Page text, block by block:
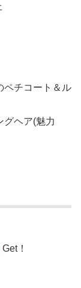
ペチコート＆ル
グヘア(魅力
Get！